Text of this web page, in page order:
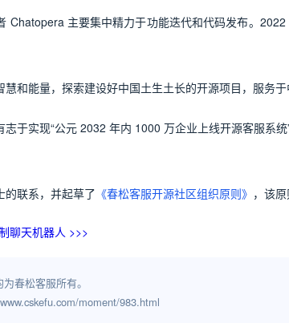
Chatopera 主要集中精力于功能迭代和代码发布。
和能量，探索建设好中国土生土长的开源项目，服务于
于实现“公元 2032 年内 1000 万企业上线开源客服系
的联系，并起草了 《春松客服开源社区组织原则》 ，该
聊天机器人 >>>
春松客服所有。
moment/983.html